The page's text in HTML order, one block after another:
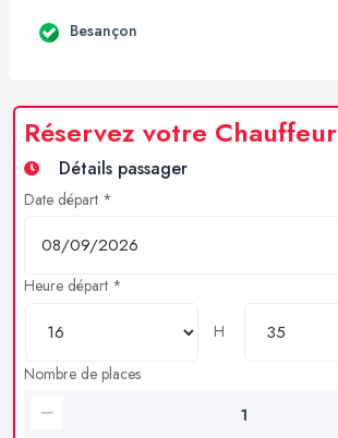
Besançon
Réservez votre Chauffeur
Détails passager
Date départ *
Heure départ *
H
Nombre de places